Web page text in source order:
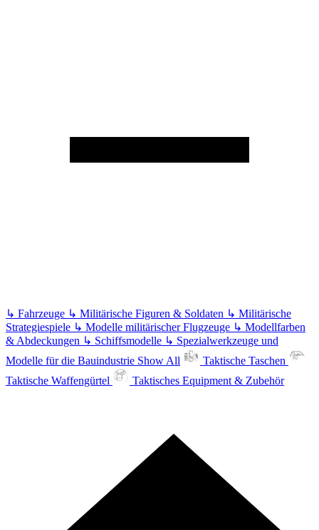
↳ Fahrzeuge ↳ Militärische Figuren & Soldaten ↳ Militärische
Strategiespiele ↳ Modelle militärischer Flugzeuge ↳ Modellfarben
& Abdeckungen ↳ Schiffsmodelle ↳ Spezialwerkzeuge und
Modelle für die Bauindustrie Show All
Taktische Taschen
Taktische Waffengürtel
Taktisches Equipment & Zubehör